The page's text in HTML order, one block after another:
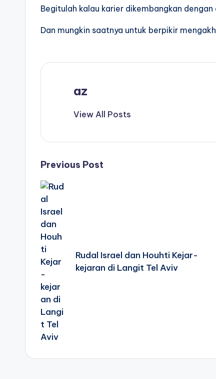
Begitulah kalau karier dikembangkan
Dan mungkin saatnya untuk berpikir
az
View All Posts
Post
navigation
Previous Post
Rudal Israel dan Houhti Kejar-
kejaran di Langit Tel Aviv